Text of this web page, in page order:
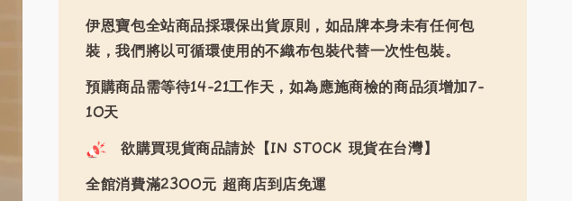
伊恩寶包全站商品採環保出貨原則，如品牌本身未有任何包
裝，我們將以可循環使用的不織布包裝代替一次性包裝。
預購商品需等待14-21工作天，如為應施商檢的商品須增加7-
10天
欲購買現貨商品請於【IN STOCK 現貨在台灣】
全館消費滿2300元 超商店到店免運